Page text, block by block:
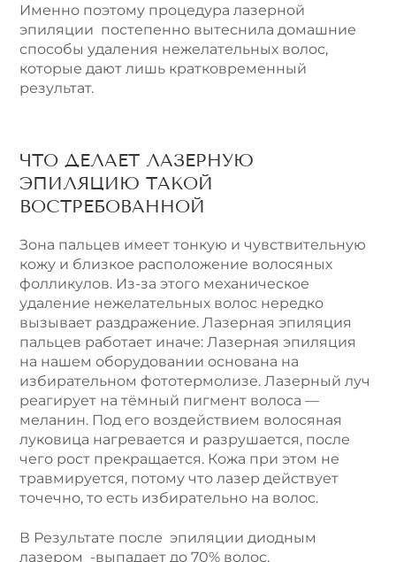
Именно поэтому процедура лазерной
эпиляции постепенно вытеснила домашние
способы удаления нежелательных волос,
которые дают лишь кратковременный
результат.
ЧТО ДЕЛАЕТ ЛАЗЕРНУЮ
ЭПИЛЯЦИЮ ТАКОЙ
ВОСТРЕБОВАННОЙ
Зона пальцев имеет тонкую и чувствительную
кожу и близкое расположение волосяных
фолликулов. Из-за этого механическое
удаление нежелательных волос нередко
вызывает раздражение. Лазерная эпиляция
пальцев работает иначе: Лазерная эпиляция
на нашем оборудовании основана на
избирательном фототермолизе. Лазерный луч
реагирует на тёмный пигмент волоса —
меланин. Под его воздействием волосяная
луковица нагревается и разрушается, после
чего рост прекращается. Кожа при этом не
травмируется, потому что лазер действует
точечно, то есть избирательно на волос.
В Результате после эпиляции диодным
лазером -выпадает до 70% волос,